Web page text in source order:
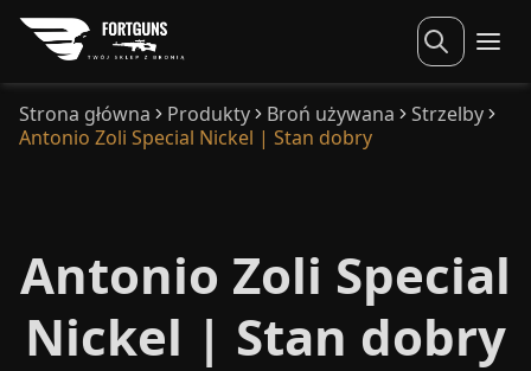
Strona główna Produkty Broń używana
Strzelby
Antonio Zoli Special Nickel | Stan dobry
Antonio Zoli Special
Nickel | Stan dobry